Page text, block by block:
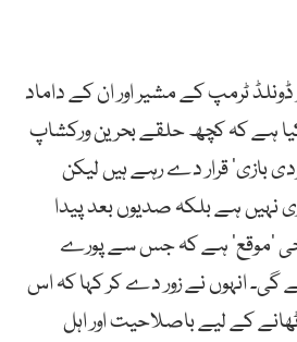
ٹرمپ کے مشیر اور ان کے داماد
ہے کہ کچھ حلقے بحرین ورکشاپ
بازی‘ قرار دے رہے ہیں لیکن
ہے بلکہ صدیوں بعد پیدا
’موقع‘ ہے کہ جس سے پورے
گی۔ انہوں نے زور دے کر کہا کہ اس
کے لیے باصلاحیت اور اہل